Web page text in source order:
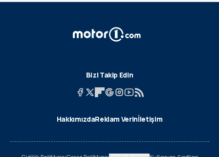
Bizi Takip Edin
HakkımızdaReklam Verinİletişim